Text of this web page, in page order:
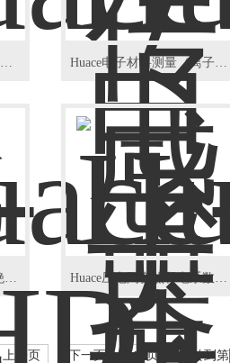
Huace脉冲电声法（PEA）空间电荷测量系统 Huace电子材料测量（离子迁移）评估系统
Huace-LHD-4长期耐腐蚀绝缘电阻劣化评价平台 Huace压电陶瓷热释电系数测试仪
上一页 下一页 末页 跳转到第